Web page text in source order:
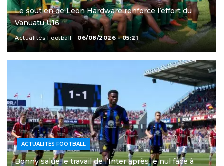
Le soutien de Leon Hardware renforce l’effort du
Vanuatu U16
Actualités Football 06/08/2026 - 05:21
ACTUALITÉS FOOTBALL
Bonny salue le travail de l’Inter après le nul face à